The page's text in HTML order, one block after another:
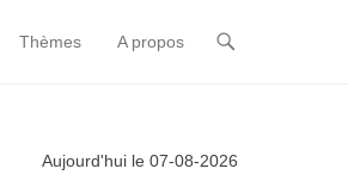
Thèmes A propos
Aujourd'hui le 07-08-2026